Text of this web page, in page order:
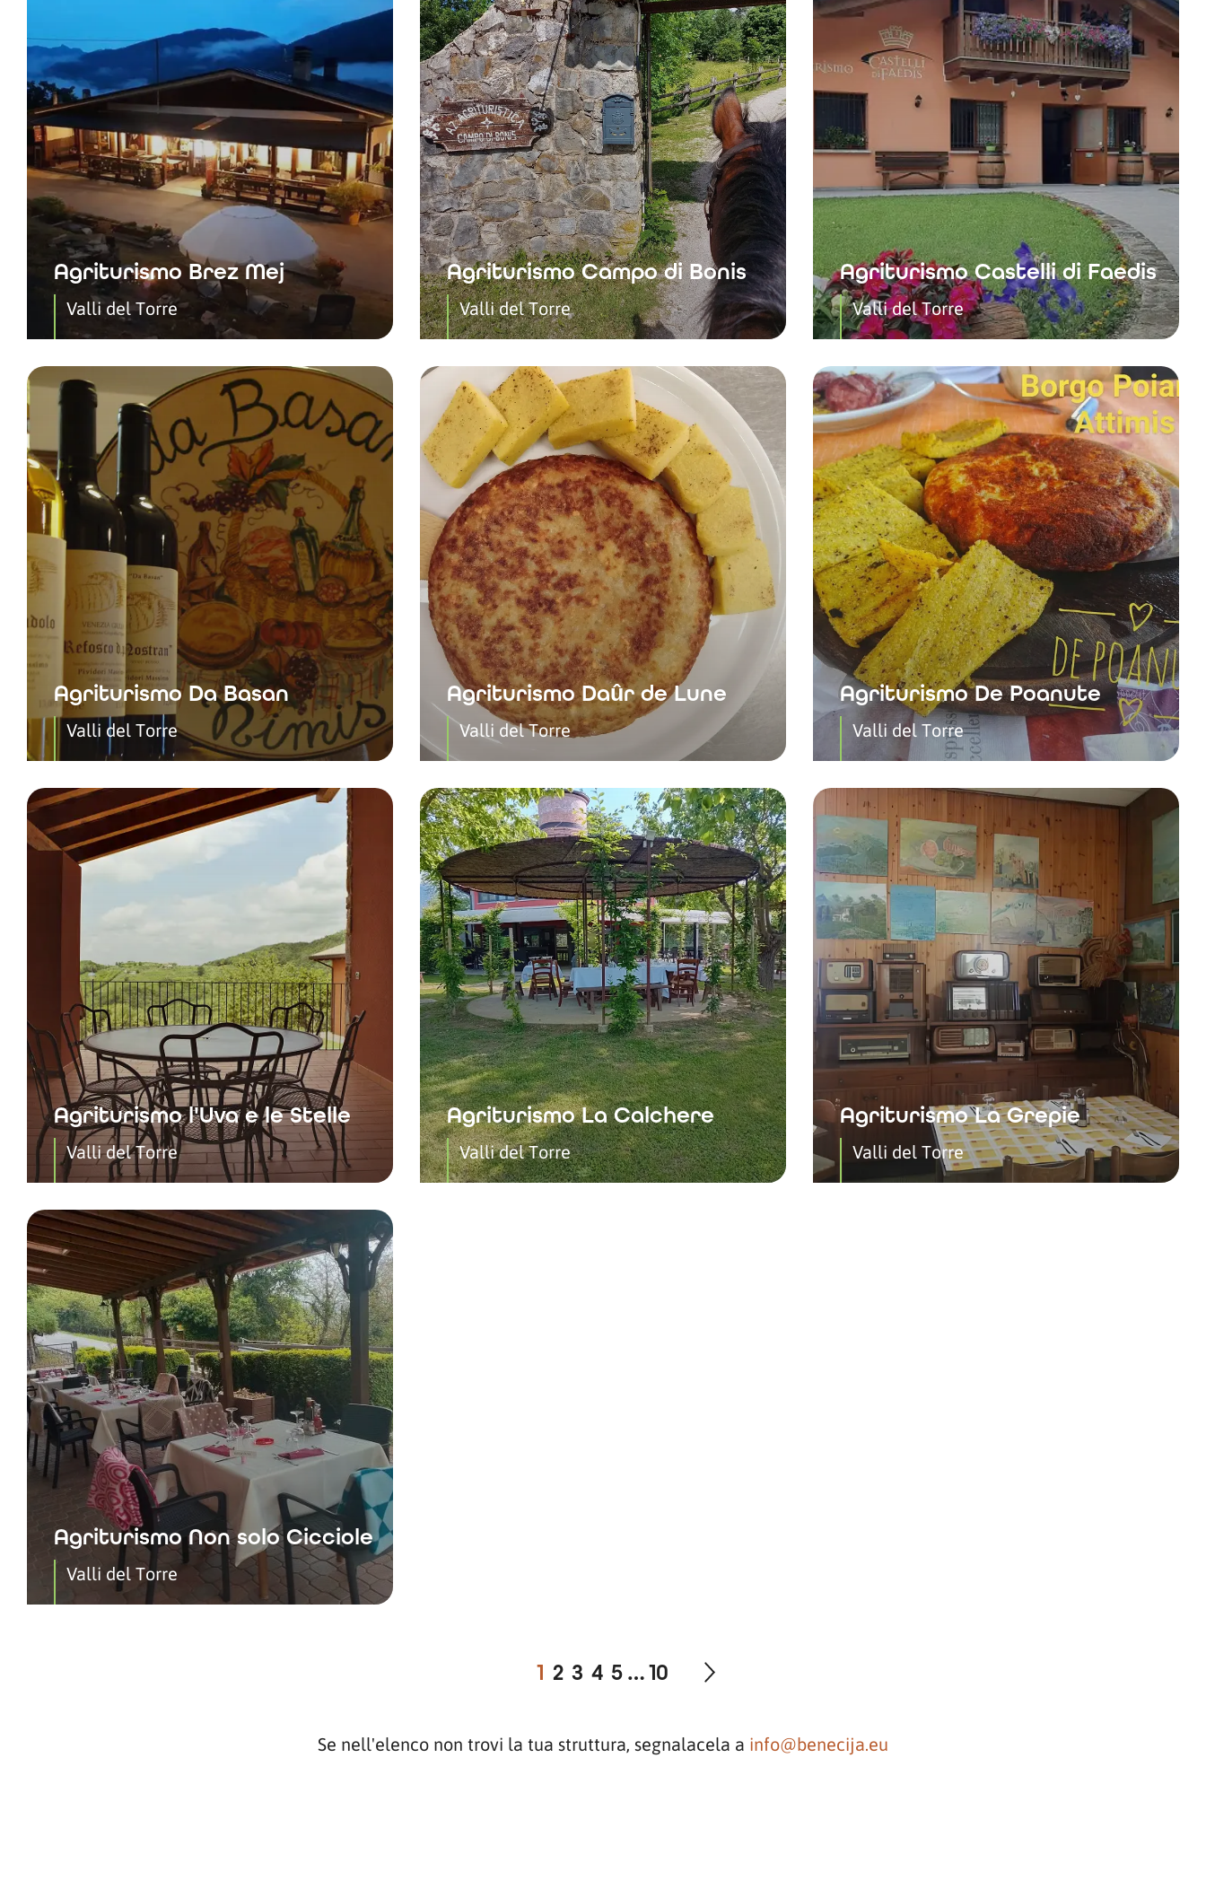
Agriturismo Brez Mej
Valli del Torre
Agriturismo Campo di Bonis
Valli del Torre
Agriturismo Castelli di Faedis
Valli del Torre
Agriturismo Da Basan
Valli del Torre
Agriturismo Daûr de Lune
Valli del Torre
Agriturismo De Poanute
Valli del Torre
Agriturismo l'Uva e le Stelle
Valli del Torre
Agriturismo La Calchere
Valli del Torre
Agriturismo La Grepie
Valli del Torre
Agriturismo Non solo Cicciole
Valli del Torre
1 2 3 4 5 …10
Se nell'elenco non trovi la tua struttura, segnalacela a info@benecija.eu